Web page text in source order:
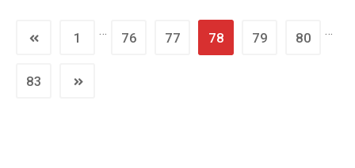
1 … 76 77 78 79 80 …
83